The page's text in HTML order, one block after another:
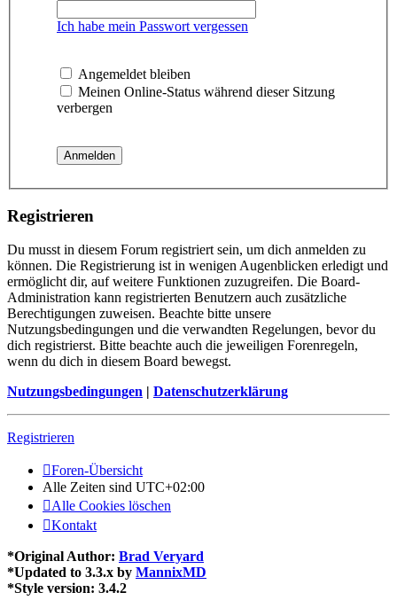
Ich habe mein Passwort vergessen
Angemeldet bleiben
Meinen Online-Status während dieser Sitzung
verbergen
Registrieren
Du musst in diesem Forum registriert sein, um dich anmelden zu
können. Die Registrierung ist in wenigen Augenblicken erledigt und
ermöglicht dir, auf weitere Funktionen zuzugreifen. Die Board-
Administration kann registrierten Benutzern auch zusätzliche
Berechtigungen zuweisen. Beachte bitte unsere
Nutzungsbedingungen und die verwandten Regelungen, bevor du
dich registrierst. Bitte beachte auch die jeweiligen Forenregeln,
wenn du dich in diesem Board bewegst.
Nutzungsbedingungen | Datenschutzerklärung
Registrieren
Foren-Übersicht
Alle Zeiten sind UTC+02:00
Alle Cookies löschen
Kontakt
*Original Author: Brad Veryard
*Updated to 3.3.x by MannixMD
*Style version: 3.4.2